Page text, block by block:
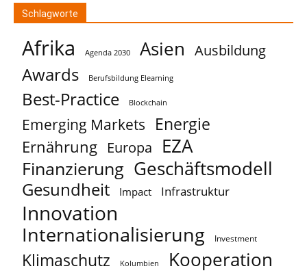
Schlagworte
Afrika Agenda 2030 Asien Ausbildung
Awards Berufsbildung Elearning
Best-Practice Blockchain
Emerging Markets Energie
Ernährung Europa EZA
Finanzierung Geschäftsmodell
Gesundheit Impact Infrastruktur
Innovation
Internationalisierung Investment
Klimaschutz Kolumbien Kooperation